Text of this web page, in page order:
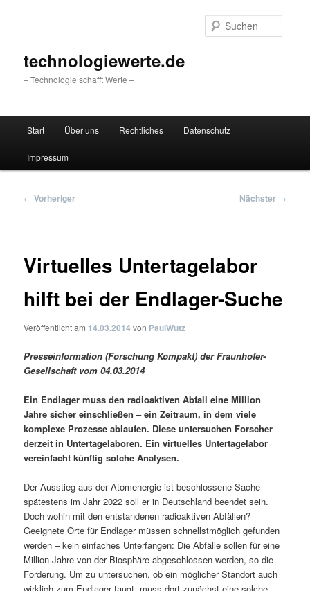
technologiewerte.de
– Technologie schafft Werte –
Start Über uns Rechtliches Datenschutz
Impressum
Beitragsnavigation
← Vorheriger Nächster →
Virtuelles Untertagelabor
hilft bei der Endlager-Suche
Veröffentlicht am 14.03.2014 von PaulWutz
Presseinformation (Forschung Kompakt) der Fraunhofer-
Gesellschaft vom 04.03.2014
Ein Endlager muss den radioaktiven Abfall eine Million
Jahre sicher einschließen – ein Zeitraum, in dem viele
komplexe Prozesse ablaufen. Diese untersuchen Forscher
derzeit in Untertagelaboren. Ein virtuelles Untertagelabor
vereinfacht künftig solche Analysen.
Der Ausstieg aus der Atomenergie ist beschlossene Sache –
spätestens im Jahr 2022 soll er in Deutschland beendet sein.
Doch wohin mit den entstandenen radioaktiven Abfällen?
Geeignete Orte für Endlager müssen schnellstmöglich gefunden
werden – kein einfaches Unterfangen: Die Abfälle sollen für eine
Million Jahre von der Biosphäre abgeschlossen werden, so die
Forderung. Um zu untersuchen, ob ein möglicher Standort auch